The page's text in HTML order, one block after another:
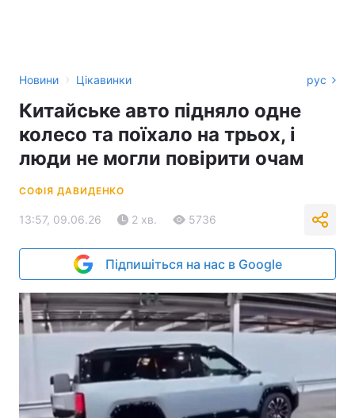
Новини › Цікавинки рус
Китайське авто підняло одне
колесо та поїхало на трьох, і
люди не могли повірити очам
СОФІЯ ДАВИДЕНКО
13:57, 09.06.26 2 хв. 5736
Підпишіться на нас в Google